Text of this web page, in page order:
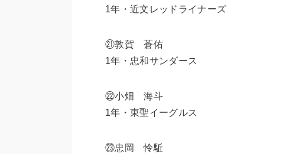
1年・近文レッドライナーズ
㉑敦賀 蒼佑
1年・忠和サンダース
㉒小畑 海斗
1年・東聖イーグルス
㉓忠岡 怜駈